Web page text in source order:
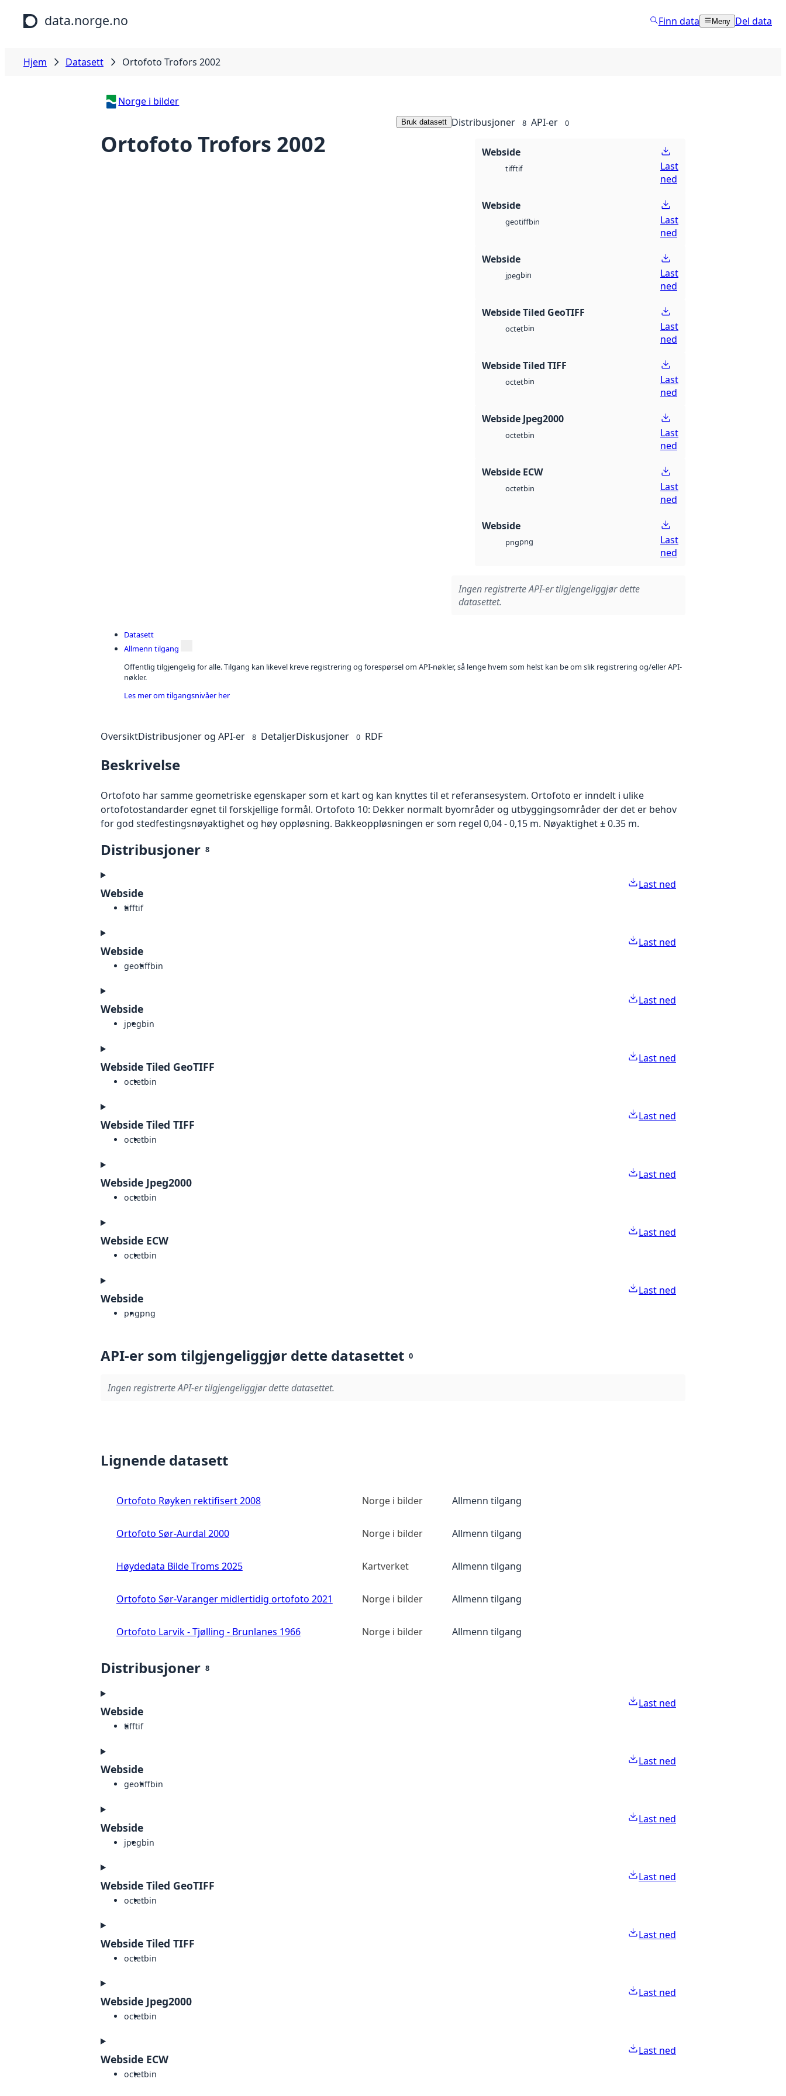
Hopp til hovedinnhold
data.norge.no Finn data Meny Del data
Hjem Datasett Ortofoto Trofors 2002
Norge i bilder
Ortofoto Trofors 2002
Bruk datasett Distribusjoner 8 API-er 0
Webside
tifftif
Last
ned
Webside
geotiffbin
Last
ned
Webside
jpegbin
Last
ned
Webside Tiled GeoTIFF
octetbin
Last
ned
Webside Tiled TIFF
octetbin
Last
ned
Webside Jpeg2000
octetbin
Last
ned
Webside ECW
octetbin
Last
ned
Webside
pngpng
Last
ned
Ingen registrerte API-er tilgjengeliggjør dette
datasettet.
Datasett
Allmenn tilgang
Offentlig tilgjengelig for alle. Tilgang kan likevel kreve registrering og forespørsel om API-nøkler, så lenge hvem som helst kan be om slik registrering og/eller API-
nøkler.
Les mer om tilgangsnivåer her
OversiktDistribusjoner og API-er 8 DetaljerDiskusjoner 0 RDF
Beskrivelse
Ortofoto har samme geometriske egenskaper som et kart og kan knyttes til et referansesystem. Ortofoto er inndelt i ulike
ortofotostandarder egnet til forskjellige formål. Ortofoto 10: Dekker normalt byområder og utbyggingsområder der det er behov
for god stedfestingsnøyaktighet og høy oppløsning. Bakkeoppløsningen er som regel 0,04 - 0,15 m. Nøyaktighet ± 0.35 m.
Distribusjoner 8
Webside
tifftif
Last ned
Webside
geotiffbin
Last ned
Webside
jpegbin
Last ned
Webside Tiled GeoTIFF
octetbin
Last ned
Webside Tiled TIFF
octetbin
Last ned
Webside Jpeg2000
octetbin
Last ned
Webside ECW
octetbin
Last ned
Webside
pngpng
Last ned
API-er som tilgjengeliggjør dette datasettet 0
Ingen registrerte API-er tilgjengeliggjør dette datasettet.
Lignende datasett
Ortofoto Røyken rektifisert 2008 Norge i bilder Allmenn tilgang
Ortofoto Sør-Aurdal 2000 Norge i bilder Allmenn tilgang
Høydedata Bilde Troms 2025 Kartverket Allmenn tilgang
Ortofoto Sør-Varanger midlertidig ortofoto 2021 Norge i bilder Allmenn tilgang
Ortofoto Larvik - Tjølling - Brunlanes 1966 Norge i bilder Allmenn tilgang
Distribusjoner 8
Webside
tifftif
Last ned
Webside
geotiffbin
Last ned
Webside
jpegbin
Last ned
Webside Tiled GeoTIFF
octetbin
Last ned
Webside Tiled TIFF
octetbin
Last ned
Webside Jpeg2000
octetbin
Last ned
Webside ECW
octetbin
Last ned